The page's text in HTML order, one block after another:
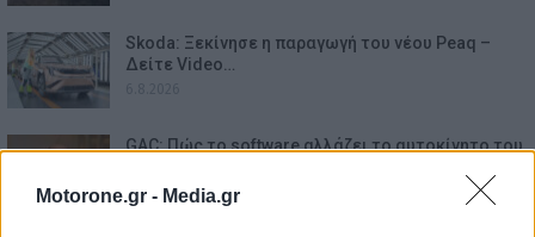
Motorone.gr - Media.gr
Skoda: Ξεκίνησε η παραγωγή του νέου Peaq –
Δείτε Video…
GAC: Πώς το software αλλάζει το αυτοκίνητο του
6.8.2026